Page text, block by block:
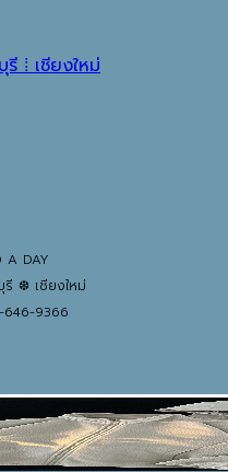
⁞ เชียงใหม่
A DAY
❆ เชียงใหม่
9366